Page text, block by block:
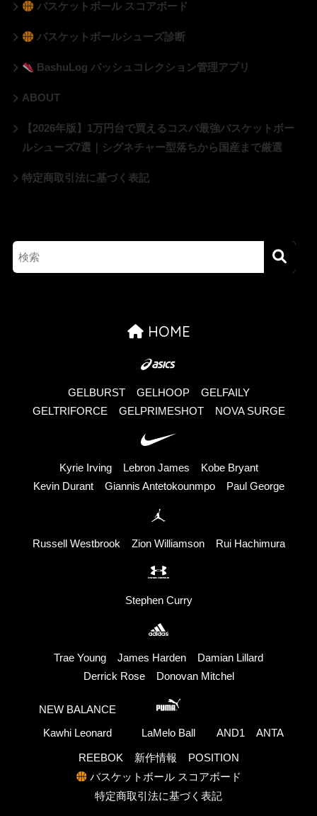
バスケットボール スコアボード
バスケットボールシューズ診断
BashuLog バッシュコレクション管理アプリ
ABOUT
【2026年版】1万円台で買えるコスパ最強バスケットボー
ルシューズ7選｜シグネチャー型落ちから国産まで厳選
特定商取引法に基づく表記
HOME
GELBURST GELHOOP
GELFAILY
GELTRIFORCE
GELPRIMESHOT NOVA SURGE
Kyrie Irving Lebron James
Kobe Bryant
Kevin Durant
Giannis Antetokounmpo Paul George
Russell Westbrook Zion Williamson Rui Hachimura
Stephen Curry
Trae Young James Harden
Damian Lillard
Derrick Rose
Donovan Mitchel
NEW BALANCE
Kawhi Leonard LaMelo Ball AND1 ANTA
REEBOK 新作情報
POSITION
バスケットボール スコアボード
特定商取引法に基づく表記